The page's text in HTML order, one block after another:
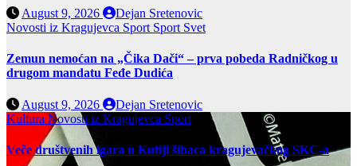
August 9, 2026
Dejan Sretenovic
Novosti iz Kragujevca Sport Sport Svet
Zemun nemoćan na „Čika Dači“ – prva pobeda Radničkog u
drugom mandatu Feđe Dudića
August 9, 2026
Dejan Sretenovic
KulturaNovosti iz Kragujevca Sport
Veče društvenih igara u Kutiji šibaca kragujevačkog SKC-a